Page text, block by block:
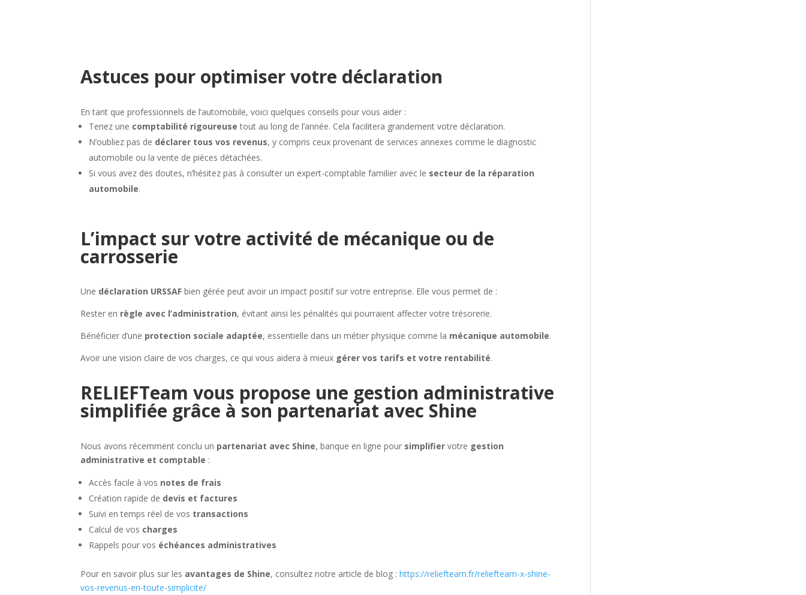
Astuces pour optimiser votre déclaration
En tant que professionnels de l’automobile, voici quelques conseils pour vous aider :
Tenez une comptabilité rigoureuse tout au long de l’année. Cela facilitera grandement votre déclaration.
N’oubliez pas de déclarer tous vos revenus, y compris ceux provenant de services annexes comme le diagnostic
automobile ou la vente de pièces détachées.
Si vous avez des doutes, n’hésitez pas à consulter un expert-comptable familier avec le secteur de la réparation
automobile.
L’impact sur votre activité de mécanique ou de
carrosserie
Une déclaration URSSAF bien gérée peut avoir un impact positif sur votre entreprise. Elle vous permet de :
Rester en règle avec l’administration, évitant ainsi les pénalités qui pourraient affecter votre trésorerie.
Bénéficier d’une protection sociale adaptée, essentielle dans un métier physique comme la mécanique automobile.
Avoir une vision claire de vos charges, ce qui vous aidera à mieux gérer vos tarifs et votre rentabilité.
RELIEFTeam vous propose une gestion administrative
simplifiée grâce à son partenariat avec Shine
Nous avons récemment conclu un partenariat avec Shine, banque en ligne pour simplifier votre gestion
administrative et comptable :
Accès facile à vos notes de frais
Création rapide de devis et factures
Suivi en temps réel de vos transactions
Calcul de vos charges
Rappels pour vos échéances administratives
Pour en savoir plus sur les avantages de Shine, consultez notre article de blog :https://reliefteam.fr/reliefteam-x-shine-
vos-revenus-en-toute-simplicite/